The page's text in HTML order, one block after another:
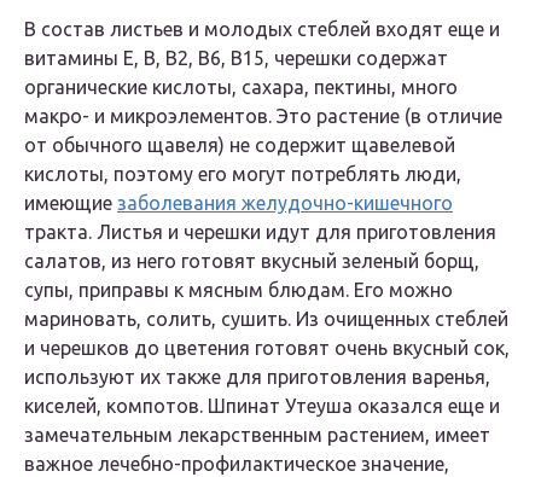
В состав листьев и молодых стеблей входят еще и
витамины Е, В, В2, В6, В15, черешки содержат
органические кислоты, сахара, пектины, много
макро- и микроэлементов. Это растение (в отличие
от обычного щавеля) не содержит щавелевой
кислоты, поэтому его могут потреблять люди,
имеющие заболевания желудочно-кишечного
тракта. Листья и черешки идут для приготовления
салатов, из него готовят вкусный зеленый борщ,
супы, приправы к мясным блюдам. Его можно
мариновать, солить, сушить. Из очищенных стеблей
и черешков до цветения готовят очень вкусный сок,
используют их также для приготовления варенья,
киселей, компотов. Шпинат Утеуша оказался еще и
замечательным лекарственным растением, имеет
важное лечебно-профилактическое значение,